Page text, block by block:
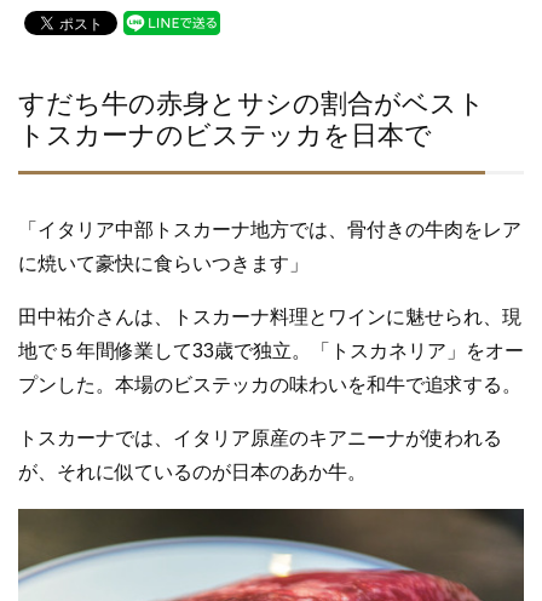
c
b
o
o
k
tt
e
すだち牛の赤身とサシの割合がベスト
トスカーナのビステッカを日本で
「イタリア中部トスカーナ地方では、骨付きの牛肉をレア
に焼いて豪快に食らいつきます」
田中祐介さんは、トスカーナ料理とワインに魅せられ、現
地で５年間修業して33歳で独立。「トスカネリア」をオー
プンした。本場のビステッカの味わいを和牛で追求する。
トスカーナでは、イタリア原産のキアニーナが使われる
が、それに似ているのが日本のあか牛。